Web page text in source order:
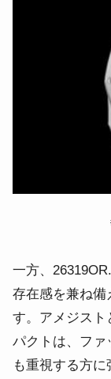
一方、
存在感を兼ね備
す。アメジスト
パクトは、ファ
も重視する方に